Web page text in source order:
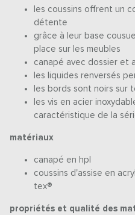
les coussins offrent un
détente
grâce à leur base
place sur les meubles
canapé avec dossier et
les liquides renversés
les bords sont noirs sur
les vis en acier
caractéristique de la
matériaux
canapé en hpl
coussins d'assise en
tex®
propriétés et qualité des